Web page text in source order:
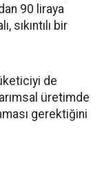
90 liraya
sıkıntılı bir
de
üretimde
gerektiğini